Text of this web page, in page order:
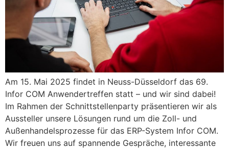
Am 15. Mai 2025 findet in Neuss-Düsseldorf das 69.
Infor COM Anwendertreffen statt – und wir sind dabei!
Im Rahmen der Schnittstellenparty präsentieren wir als
Aussteller unsere Lösungen rund um die Zoll- und
Außenhandelsprozesse für das ERP-System Infor COM.
Wir freuen uns auf spannende Gespräche, interessante